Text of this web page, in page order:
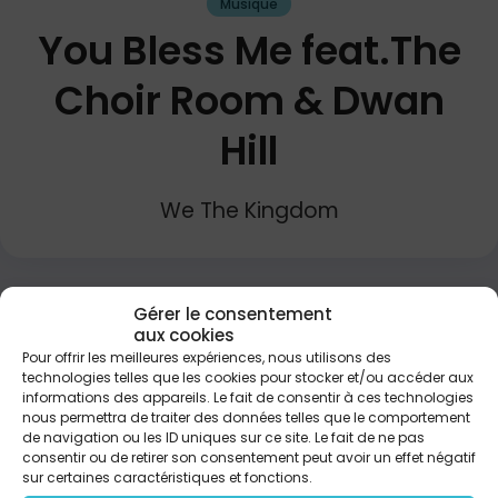
Gérer le consentement
aux cookies
Pour offrir les meilleures expériences, nous utilisons des
technologies telles que les cookies pour stocker et/ou accéder aux
informations des appareils. Le fait de consentir à ces technologies
nous permettra de traiter des données telles que le comportement
de navigation ou les ID uniques sur ce site. Le fait de ne pas
consentir ou de retirer son consentement peut avoir un effet négatif
sur certaines caractéristiques et fonctions.
Musique
You Bless Me feat.The
Choir Room & Dwan
Hill
We The Kingdom
Every time I think of Your kindness Every time I’m
singing Your Name, Jesus Never thought my life
could look like this I give thanks, everyday For Your
amazing grace God I’m in love with who You are
You are the bright and morning star You fill me with
joy inside my heart You bless me You bless me